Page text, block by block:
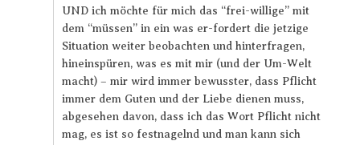
UND ich möchte für mich das “frei-willige” mit
dem “müssen” in ein was er-fordert die jetzige
Situation weiter beobachten und hinterfragen,
hineinspüren, was es mit mir (und der Um-Welt
macht) – mir wird immer bewusster, dass Pflicht
immer dem Guten und der Liebe dienen muss,
abgesehen davon, dass ich das Wort Pflicht nicht
mag, es ist so festnagelnd und man kann sich